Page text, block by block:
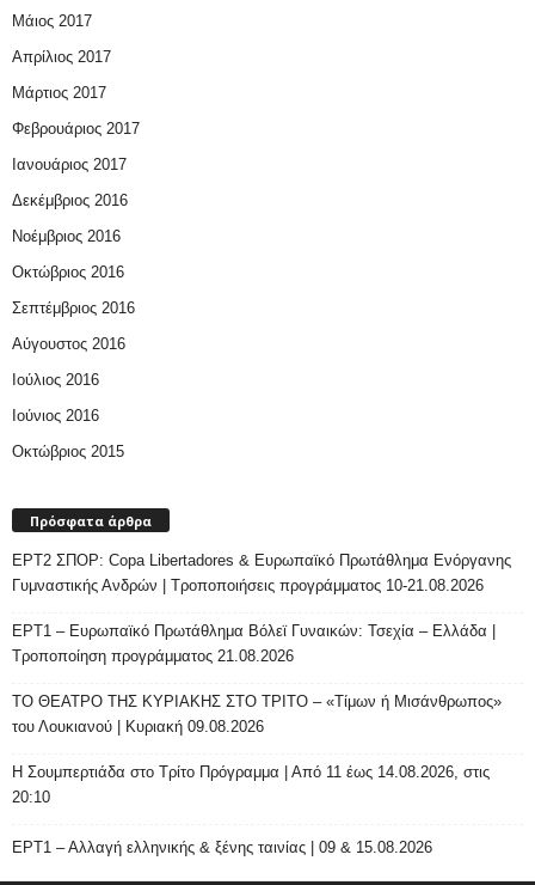
Μάιος 2017
Απρίλιος 2017
Μάρτιος 2017
Φεβρουάριος 2017
Ιανουάριος 2017
Δεκέμβριος 2016
Νοέμβριος 2016
Οκτώβριος 2016
Σεπτέμβριος 2016
Αύγουστος 2016
Ιούλιος 2016
Ιούνιος 2016
Οκτώβριος 2015
Πρόσφατα άρθρα
ΕΡΤ2 ΣΠΟΡ: Copa Libertadores & Ευρωπαϊκό Πρωτάθλημα Ενόργανης
Γυμναστικής Ανδρών | Τροποποιήσεις προγράμματος 10-21.08.2026
ΕΡΤ1 – Ευρωπαϊκό Πρωτάθλημα Βόλεϊ Γυναικών: Τσεχία – Ελλάδα |
Τροποποίηση προγράμματος 21.08.2026
ΤΟ ΘΕΑΤΡΟ ΤΗΣ ΚΥΡΙΑΚΗΣ ΣΤΟ ΤΡΙΤΟ – «Τίμων ή Μισάνθρωπος»
του Λουκιανού | Κυριακή 09.08.2026
H Σουμπερτιάδα στο Τρίτο Πρόγραμμα | Από 11 έως 14.08.2026, στις
20:10
ΕΡΤ1 – Αλλαγή ελληνικής & ξένης ταινίας | 09 & 15.08.2026